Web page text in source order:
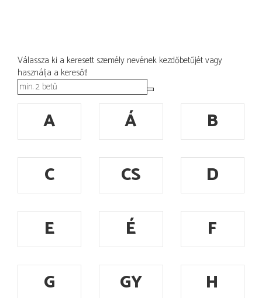
Válassza ki a keresett személy nevének kezdőbetűjét vagy
használja a keresőt!
A Á
B
C
CS
D
E
É
F
G
GY
H